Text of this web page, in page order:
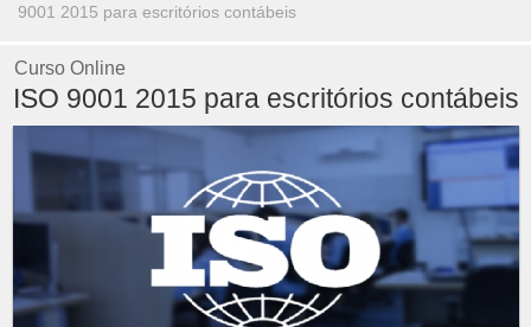
9001 2015 para escritórios contábeis
Curso Online
ISO 9001 2015 para escritórios contábeis